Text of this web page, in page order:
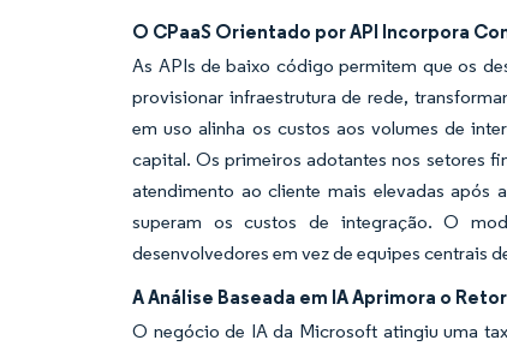
O CPaaS Orientado por API Incorpora
As APIs de baixo código permitem que os
provisionar infraestrutura de rede,
em uso alinha os custos aos volumes de
capital. Os primeiros adotantes nos setores
atendimento ao cliente mais elevadas após
superam os custos de integração. O
desenvolvedores em vez de equipes centrais
A Análise Baseada em IA Aprimora o
O negócio de IA da Microsoft atingiu uma